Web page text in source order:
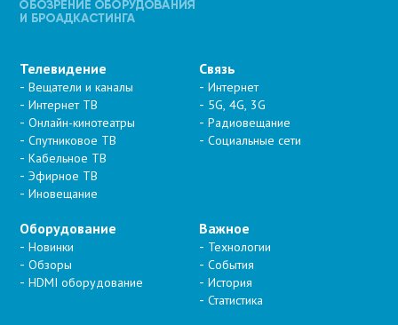
Телевидение
Вещатели и каналы
Интернет ТВ
Онлайн-кинотеатры
Спутниковое ТВ
Кабельное ТВ
Эфирное ТВ
Иновещание
Связь
Интернет
5G, 4G, 3G
Радиовещание
Социальные сети
Оборудование
Новинки
Обзоры
HDMI оборудование
Важное
Технологии
События
История
Статистика